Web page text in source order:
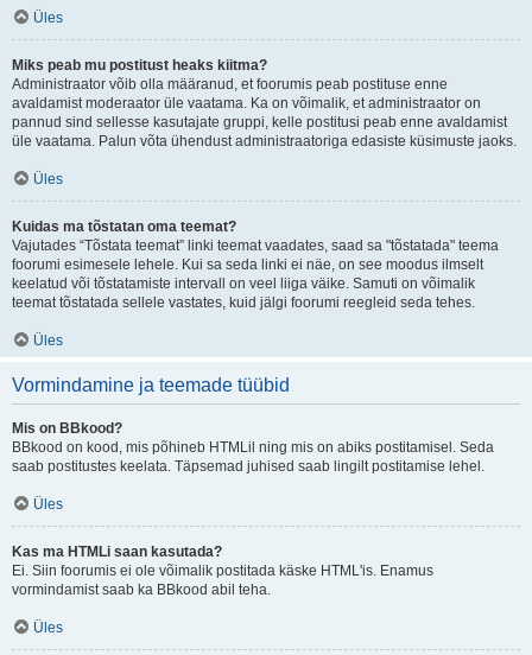
Üles
Miks peab mu postitust heaks kiitma?
Administraator võib olla määranud, et foorumis peab postituse enne
avaldamist moderaator üle vaatama. Ka on võimalik, et administraator on
pannud sind sellesse kasutajate gruppi, kelle postitusi peab enne avaldamist
üle vaatama. Palun võta ühendust administraatoriga edasiste küsimuste jaoks.
Üles
Kuidas ma tõstatan oma teemat?
Vajutades “Tõstata teemat” linki teemat vaadates, saad sa "tõstatada" teema
foorumi esimesele lehele. Kui sa seda linki ei näe, on see moodus ilmselt
keelatud või tõstatamiste intervall on veel liiga väike. Samuti on võimalik
teemat tõstatada sellele vastates, kuid jälgi foorumi reegleid seda tehes.
Üles
Vormindamine ja teemade tüübid
Mis on BBkood?
BBkood on kood, mis põhineb HTMLil ning mis on abiks postitamisel. Seda
saab postitustes keelata. Täpsemad juhised saab lingilt postitamise lehel.
Üles
Kas ma HTMLi saan kasutada?
Ei. Siin foorumis ei ole võimalik postitada käske HTML'is. Enamus
vormindamist saab ka BBkood abil teha.
Üles